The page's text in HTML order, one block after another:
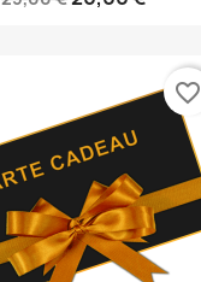
favorite_border